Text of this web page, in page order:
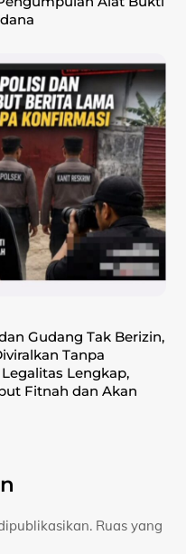
Gudang Tak Berizin,
Tanpa
Lengkap,
Fitnah dan Akan
Ruas yang